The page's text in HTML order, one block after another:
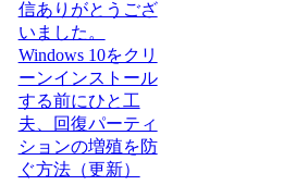
信ありがとうござ
いました。
Windows 10をクリ
ーンインストール
する前にひと工
夫、回復パーティ
ションの増殖を防
ぐ方法（更新）